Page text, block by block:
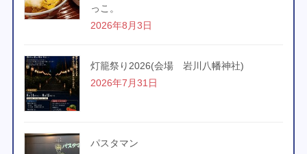
っこ。
2026年8月3日
灯籠祭り2026(会場 岩川八幡神社)
2026年7月31日
パスタマン